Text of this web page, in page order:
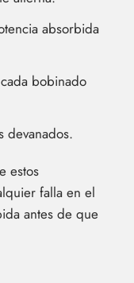
absorbida
bobinado
devanados.
estos
falla en el
antes de que